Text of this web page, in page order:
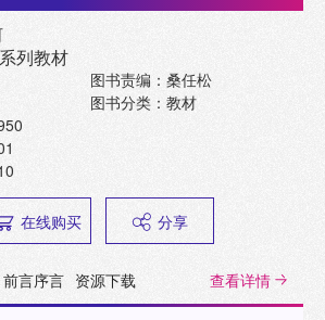
列教材
图书责编：桑任松
图书分类：教材
在线购买 分享
前言序言 资源下载 查看详情